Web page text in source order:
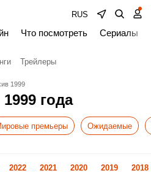
RUS
Что посмотреть Сериалы
Трейлеры
1999
года
премьеры Ожидаемые
2022 2021 2020 2019 2018